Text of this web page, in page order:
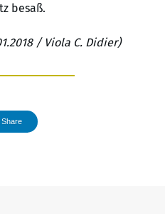
besaß.
/ Viola C. Didier)
Share